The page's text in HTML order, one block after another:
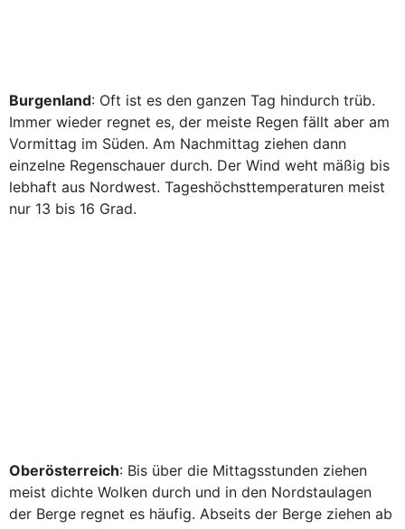
Burgenland: Oft ist es den ganzen Tag hindurch trüb.
Immer wieder regnet es, der meiste Regen fällt aber am
Vormittag im Süden. Am Nachmittag ziehen dann
einzelne Regenschauer durch. Der Wind weht mäßig bis
lebhaft aus Nordwest. Tageshöchsttemperaturen meist
nur 13 bis 16 Grad.
Oberösterreich: Bis über die Mittagsstunden ziehen
meist dichte Wolken durch und in den Nordstaulagen
der Berge regnet es häufig. Abseits der Berge ziehen ab